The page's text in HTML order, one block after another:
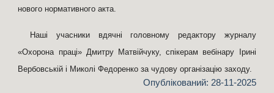
нового нормативного акта.
Наші учасники вдячні головному редактору журналу
«Охорона праці» Дмитру Матвійчуку, спікерам вебінару Ірині
Вербовській і Миколі Федоренко за чудову організацію заходу.
Опублікований: 28-11-2025